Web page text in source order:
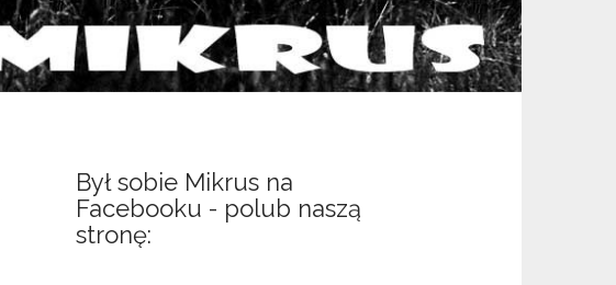
Był sobie Mikrus na
Facebooku - polub naszą
stronę: